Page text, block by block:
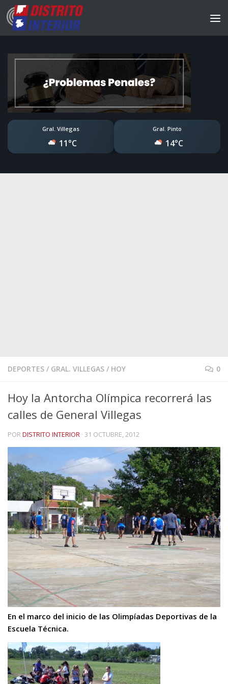
Gral. Villegas
11°C
Gral. Pinto
14°C
DEPORTES / GRAL. VILLEGAS / HOY 0
Hoy la Antorcha Olímpica recorrerá las
calles de General Villegas
PORDISTRITO INTERIOR · 31 OCTUBRE, 2012
En el marco del inicio de las Olimpíadas Deportivas de la
Escuela Técnica.